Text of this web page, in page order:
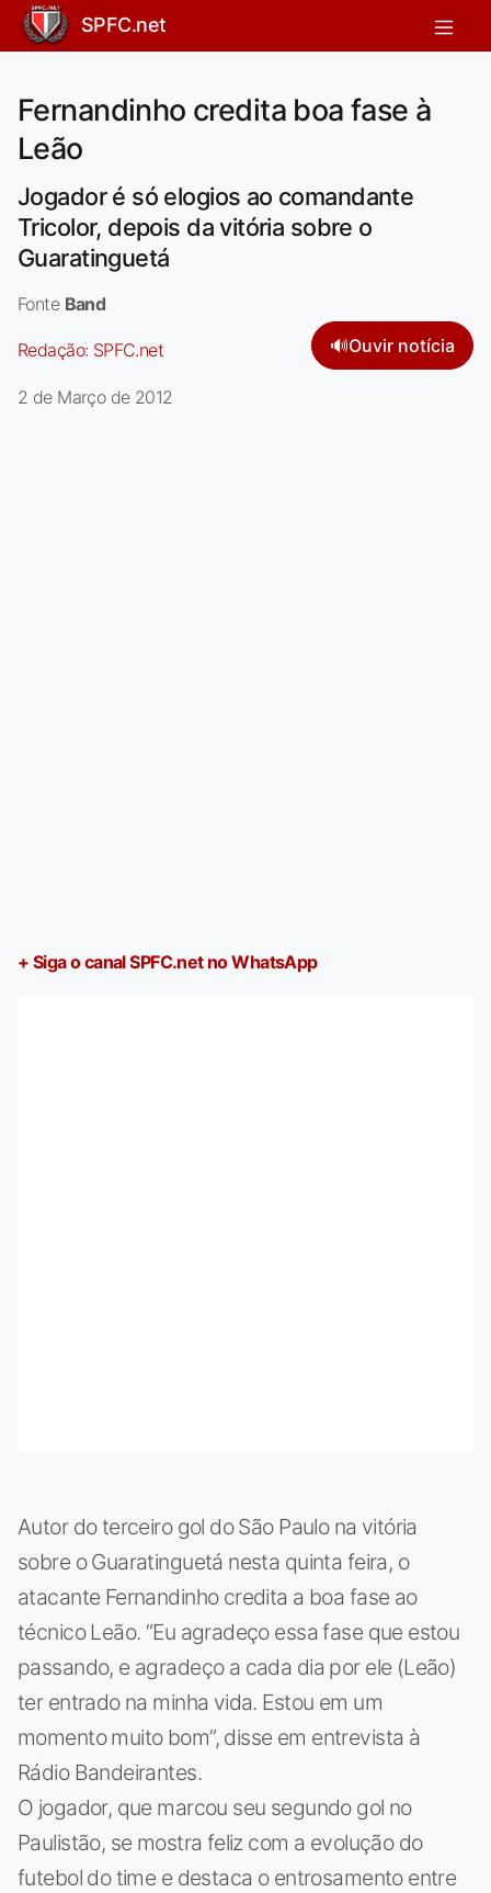
SPFC.net
Fernandinho credita boa fase à
Leão
Jogador é só elogios ao comandante
Tricolor, depois da vitória sobre o
Guaratinguetá
Fonte Band
Redação: SPFC.net 🔊Ouvir notícia
2 de Março de 2012
+ Siga o canal SPFC.net no WhatsApp
Autor do terceiro gol do São Paulo na vitória
sobre o Guaratinguetá nesta quinta feira, o
atacante Fernandinho credita a boa fase ao
técnico Leão. “Eu agradeço essa fase que estou
passando, e agradeço a cada dia por ele (Leão)
ter entrado na minha vida. Estou em um
momento muito bom”, disse em entrevista à
Rádio Bandeirantes.
O jogador, que marcou seu segundo gol no
Paulistão, se mostra feliz com a evolução do
futebol do time e destaca o entrosamento entre